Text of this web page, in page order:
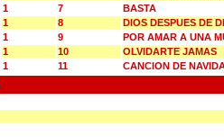
1
7
BASTA
1
8
DIOS DESPUES DE
1
9
POR AMAR A UNA
1
10
OLVIDARTE JAMAS
1
11 CANCION DE